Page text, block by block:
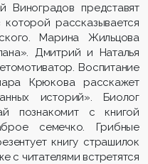
представят
рассказывается
Марина Жильцова
Дмитрий и Наталья
Воспитание
Крюкова расскажет
историй». Биолог
познакомит с книгой
семечко. Грибные
книгу страшилок
с читателями встретятся